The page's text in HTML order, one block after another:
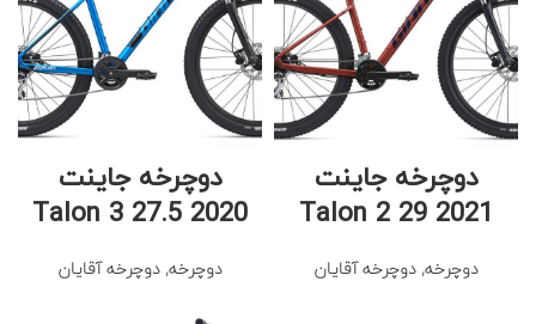
دوچرخه جاینت
Talon 2 29 2021
دوچرخه, دوچرخه آقایان
دوچرخه جاینت
Talon 3 27.5 2020
دوچرخه, دوچرخه آقایان